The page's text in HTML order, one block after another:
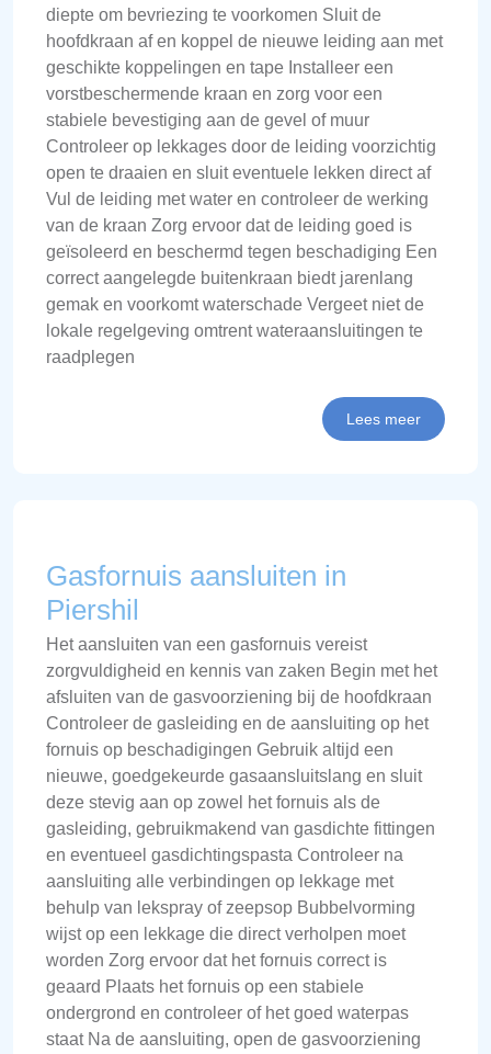
diepte om bevriezing te voorkomen Sluit de
hoofdkraan af en koppel de nieuwe leiding aan met
geschikte koppelingen en tape Installeer een
vorstbeschermende kraan en zorg voor een
stabiele bevestiging aan de gevel of muur
Controleer op lekkages door de leiding voorzichtig
open te draaien en sluit eventuele lekken direct af
Vul de leiding met water en controleer de werking
van de kraan Zorg ervoor dat de leiding goed is
geïsoleerd en beschermd tegen beschadiging Een
correct aangelegde buitenkraan biedt jarenlang
gemak en voorkomt waterschade Vergeet niet de
lokale regelgeving omtrent wateraansluitingen te
raadplegen
Lees meer
Gasfornuis aansluiten in
Piershil
Het aansluiten van een gasfornuis vereist
zorgvuldigheid en kennis van zaken Begin met het
afsluiten van de gasvoorziening bij de hoofdkraan
Controleer de gasleiding en de aansluiting op het
fornuis op beschadigingen Gebruik altijd een
nieuwe, goedgekeurde gasaansluitslang en sluit
deze stevig aan op zowel het fornuis als de
gasleiding, gebruikmakend van gasdichte fittingen
en eventueel gasdichtingspasta Controleer na
aansluiting alle verbindingen op lekkage met
behulp van lekspray of zeepsop Bubbelvorming
wijst op een lekkage die direct verholpen moet
worden Zorg ervoor dat het fornuis correct is
geaard Plaats het fornuis op een stabiele
ondergrond en controleer of het goed waterpas
staat Na de aansluiting, open de gasvoorziening